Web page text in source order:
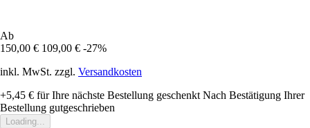
Ab
150,00 € 109,00 € -27%
inkl. MwSt. zzgl. Versandkosten
+5,45 € für Ihre nächste Bestellung geschenkt Nach Bestätigung Ihrer
Bestellung gutgeschrieben
Loading...